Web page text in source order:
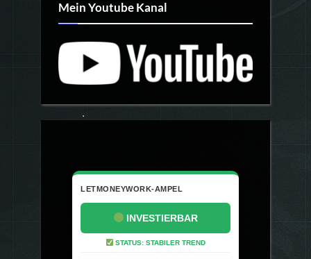
Mein Youtube Kanal
LETMONEYWORK-AMPEL
INVESTIERBAR
STATUS: STABILER TREND